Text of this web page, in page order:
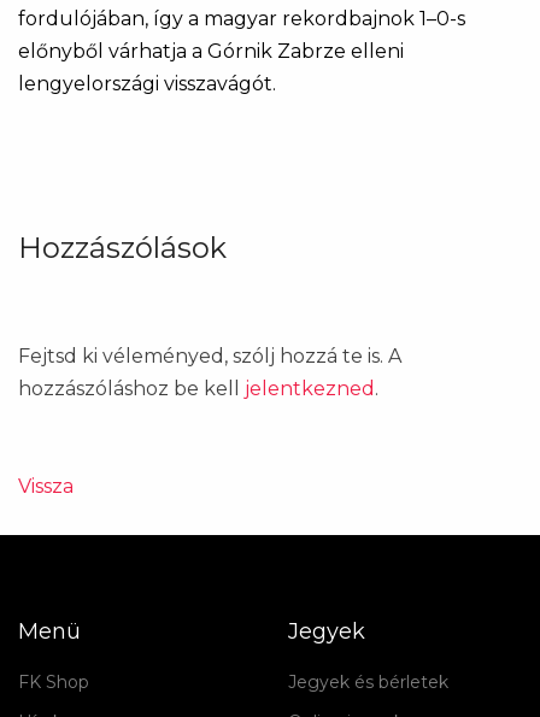
fordulójában, így a magyar rekordbajnok 1–0-s
előnyből várhatja a Górnik Zabrze elleni
lengyelországi visszavágót.
Hozzászólások
Fejtsd ki véleményed, szólj hozzá te is. A
hozzászóláshoz be kell jelentkezned .
Vissza
Menü
FK Shop
Jegyek
Jegyek és bérletek